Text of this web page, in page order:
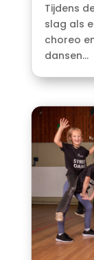
Tijdens
slag als
choreo
dansen...